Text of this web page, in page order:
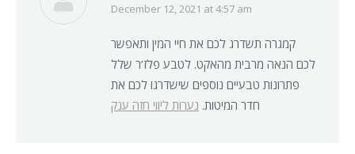
says:
December 12, 2021 at 4:57 am
קמגרה תשדרג לכם את חיי המין ותאפשר
לכם הנאה מרבית מהאקט. לטבע פלז’ר שלל
פתרונות טבעיים נוספים שישדרגו לכם את
חדר המיטות. נערות ליווי חזה ענק